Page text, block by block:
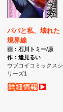
パパと私、壊れた
境界線
画：石川トミー/原
作：逢見るい
ウブコイコミックスシ
リーズ1